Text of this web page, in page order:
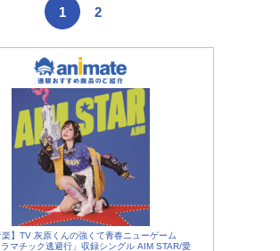
1 2
楽】TV 灰原くんの強くて青春ニューゲーム
マチック逃避行」収録シングル AIM STAR/愛